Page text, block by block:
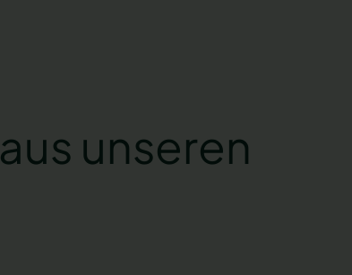
aus unseren